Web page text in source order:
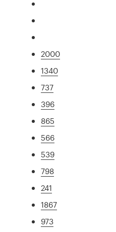
2000
1340
737
396
865
566
539
798
241
1867
973